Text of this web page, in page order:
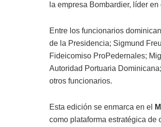
la empresa Bombardier, líder
Entre los funcionarios
de la Presidencia; Sigmund
Fideicomiso ProPedernales;
Autoridad Portuaria Dominicana;
otros funcionarios.
Esta edición se enmarca en el
como plataforma estratégica de